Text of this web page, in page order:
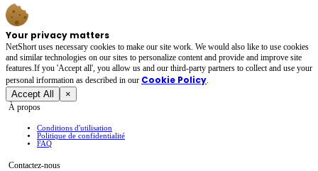
Your privacy matters
NetShort uses necessary cookies to make our site work. We would also like to use cookies
and similar technologies on our sites to personalize content and provide and improve site
features.If you 'Accept all', you allow us and our third-party partners to collect and use your
personal irformation as described in our Cookie Policy.
Accept All ×
À propos
Conditions d'utilisation
Politique de confidentialité
FAQ
Contactez-nous